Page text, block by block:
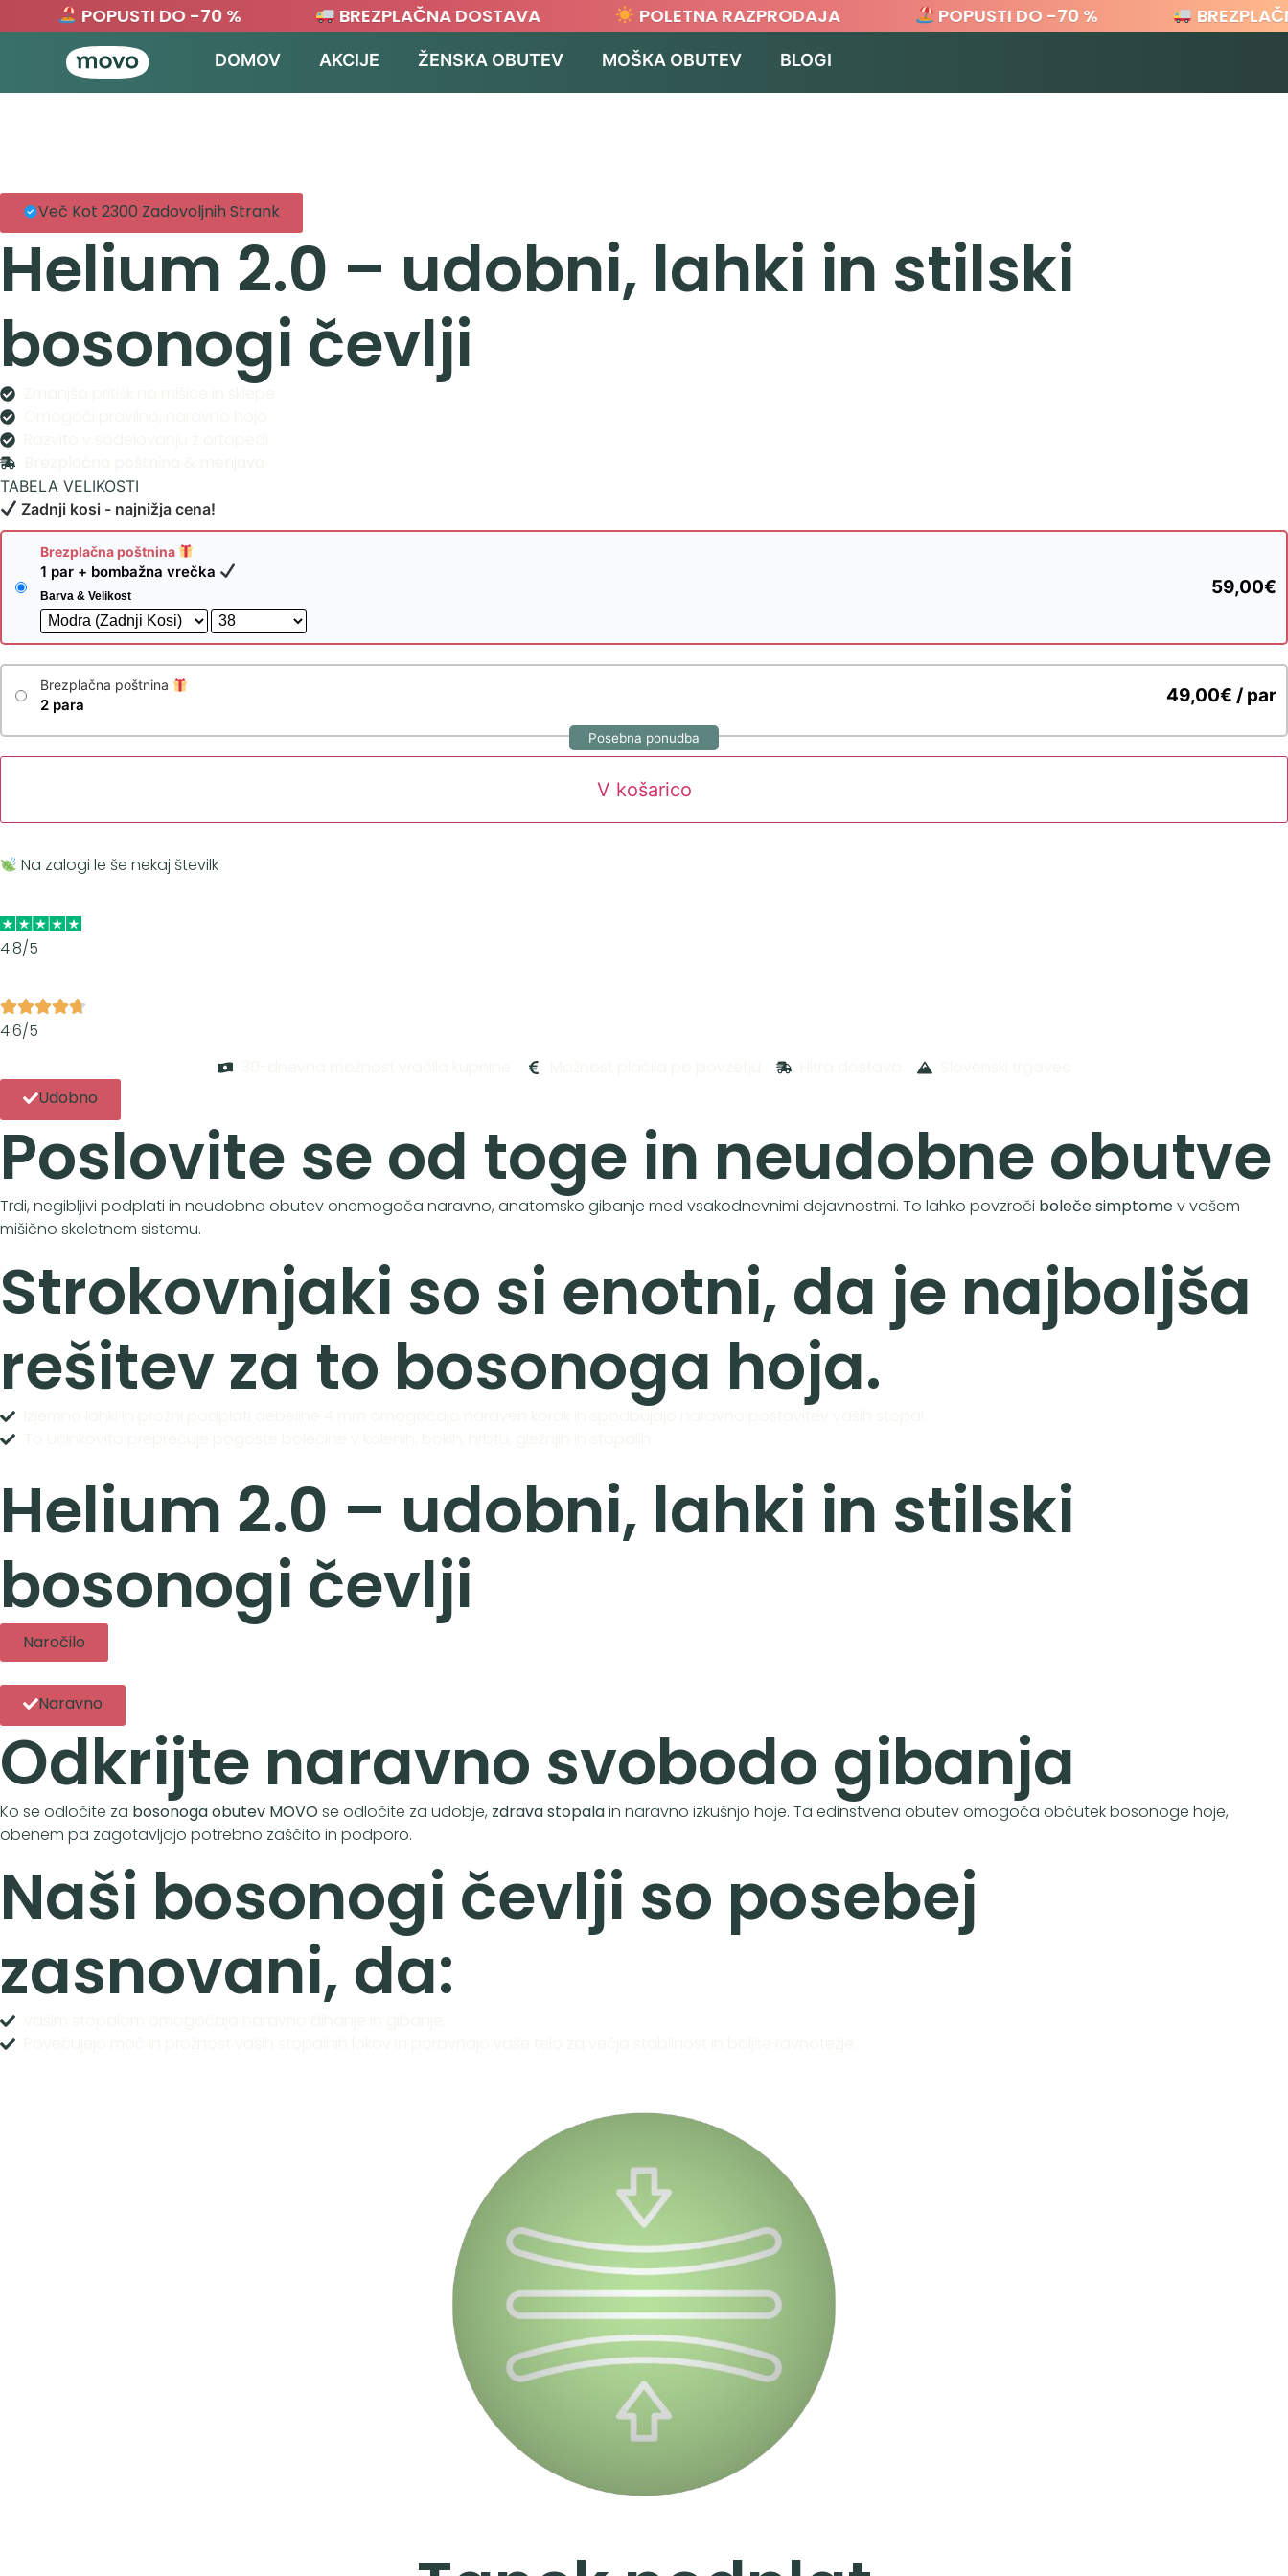
POPUSTI DO -70 % BREZPLAČNA DOSTAVA POLETNA RAZPRODAJA POPUSTI DO -70 % BREZPLAČNA
DOMOV AKCIJE ŽENSKA OBUTEV MOŠKA OBUTEV BLOGI
Več Kot 2300 Zadovoljnih Strank
Helium 2.0 – udobni, lahki in stilski
bosonogi čevlji
TABELA VELIKOSTI
Zadnji kosi - najnižja cena!
Brezplačna poštnina
1 par + bombažna vrečka
Barva & Velikost 59,00€
Brezplačna poštnina
2 para 49,00€ / par
Posebna ponudba
V košarico
Na zalogi le še nekaj številk
4.8/5
4.6/5
Udobno
Poslovite se od toge in neudobne obutve
Trdi, negibljivi podplati in neudobna obutev onemogoča naravno, anatomsko gibanje med vsakodnevnimi dejavnostmi. To lahko povzroči boleče simptomev vašem
mišično skeletnem sistemu.
Strokovnjaki so si enotni, da je najboljša
rešitev za to bosonoga hoja.
Helium 2.0 – udobni, lahki in stilski
bosonogi čevlji
Naročilo
Naravno
Odkrijte naravno svobodo gibanja
Ko se odločite za bosonoga obutev MOVOse odločite za udobje, zdrava stopalain naravno izkušnjo hoje. Ta edinstvena obutev omogoča občutek bosonoge hoje,
obenem pa zagotavljajo potrebno zaščito in podporo.
Naši bosonogi čevlji so posebej
zasnovani, da: